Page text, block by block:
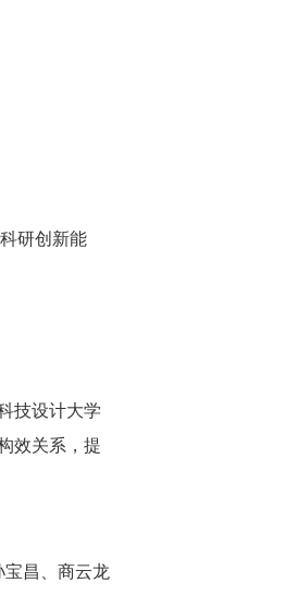
研创新能
技设计大学
效关系，提
昌、商云龙